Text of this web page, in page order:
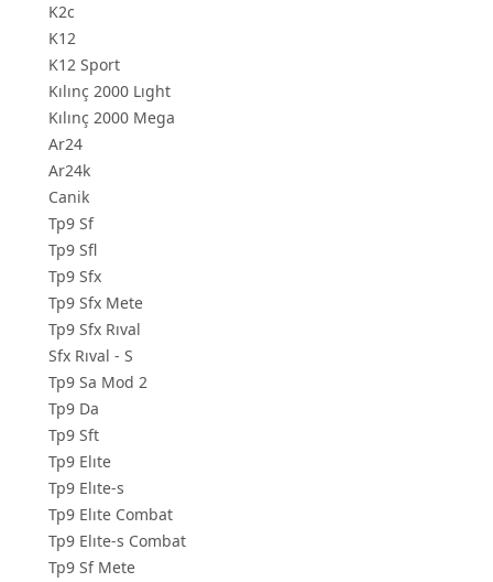
K2c
K12
K12 Sport
Kılınç 2000 Lıght
Kılınç 2000 Mega
Ar24
Ar24k
Canik
Tp9 Sf
Tp9 Sfl
Tp9 Sfx
Tp9 Sfx Mete
Tp9 Sfx Rıval
Sfx Rıval - S
Tp9 Sa Mod 2
Tp9 Da
Tp9 Sft
Tp9 Elıte
Tp9 Elıte-s
Tp9 Elıte Combat
Tp9 Elıte-s Combat
Tp9 Sf Mete